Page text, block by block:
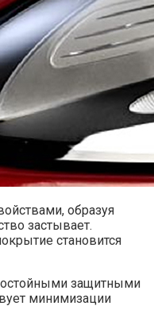
образуя
застывает.
становится
защитными
минимизации